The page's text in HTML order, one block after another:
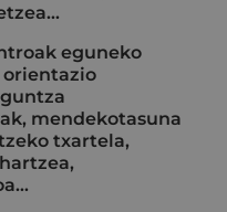
eguneko
orientazio
mendekotasuna
txartela,